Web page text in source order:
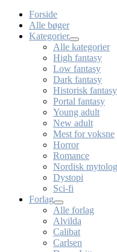
Forside
Alle bøger
Kategorier
Alle kategorier
High fantasy
Low fantasy
Dark fantasy
Historisk fantasy
Portal fantasy
Young adult
New adult
Mest for voksne
Horror
Romance
Nordisk
Dystopi
Sci-fi
Forlag
Alle forlag
Alvilda
Calibat
Carlsen